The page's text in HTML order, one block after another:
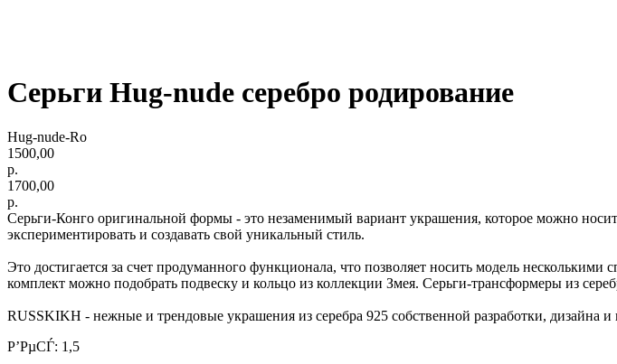
Серьги Hug-nude серебро родирование
Hug-nude-Ro
1500,00
р.
1700,00
р.
Серьги-Конго оригинальной формы - это незаменимый вариант украшения, которое можно
экспериментировать и создавать свой уникальный стиль.
Это достигается за счет продуманного функционала, что позволяет носить модель
комплект можно подобрать подвеску и кольцо из коллекции Змея. Серьги-трансформеры из
RUSSKIKH - нежные и трендовые украшения из серебра 925 собственной разработки, дизайна и
Р’РµСЃ: 1,5